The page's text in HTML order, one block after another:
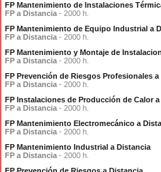
FP Mantenimiento de Instalaciones
FP a Distancia - 2000 h.
FP Mantenimiento de Equipo Industrial a
FP a Distancia - 2000 h.
FP Mantenimiento y Montaje de
FP a Distancia - 2000 h.
FP Prevención de Riesgos Profesionales
FP a Distancia - 2000 h.
FP Instalaciones de Producción de Calor
FP a Distancia - 2000 h.
FP Mantenimiento Electromecánico a
FP a Distancia - 2000 h.
FP Mantenimiento Industrial a Distancia
FP a Distancia - 2000 h.